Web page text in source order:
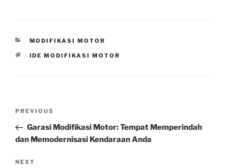
CATEGORIES
MODIFIKASI MOTOR
TAGS
IDE MODIFIKASI MOTOR
Previous
Post
PREVIOUS
Garasi Modifikasi Motor: Tempat Memperindah
dan Memodernisasi Kendaraan Anda
Next
NEXT